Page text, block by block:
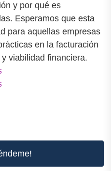
y por qué es
Esperamos que esta
para aquellas empresas
en la facturación
viabilidad financiera.